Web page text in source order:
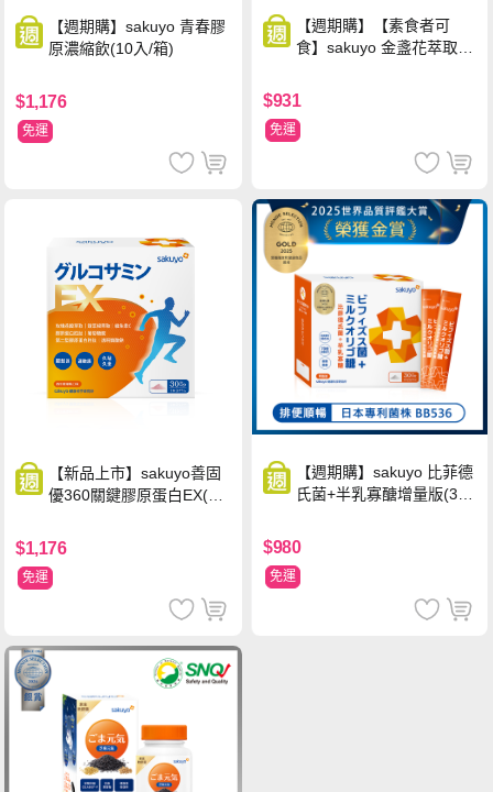
【週期購】sakuyo 青春膠
原濃縮飲(10入/箱)
$1,176
免運
【週期購】【素食者可
食】sakuyo 金盞花萃取
品)(30顆/瓶)
$931
免運
【新品上市】sakuyo善固
優360關鍵膠原蛋白EX(30
$1,176
免運
【週期購】sakuyo 比菲德
氏菌+半乳寡醣增量版(30
$980
免運